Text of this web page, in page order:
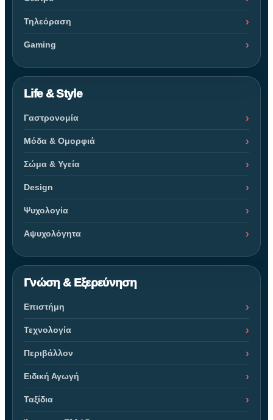
Τηλεόραση
Gaming
Life & Style
Γαστρονομία
Μόδα & Ομορφιά
Σώμα & Υγεία
Design
Ψυχολογία
Αψυχολόγητα
Γνώση & Εξερεύνηση
Επιστήμη
Τεχνολογία
Περιβάλλον
Ειδική Αγωγή
Ταξίδια